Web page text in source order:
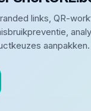
links, QR-
aanpakken.